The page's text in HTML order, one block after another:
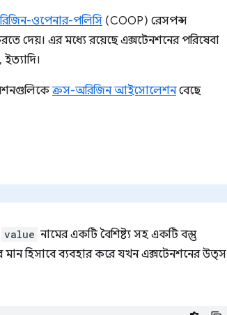
ওপেনার-পলিসি (COOP) রেসপন্স
দেয়। এর মধ্যে রয়েছে এক্সটেনশনের পরিষেবা
ক্রস-অরিজিন আইসোলেশনবেছে
value নামের একটি বৈশিষ্ট্য সহ একটি বস্তু
মান হিসাবে ব্যবহার করে যখন এক্সটেনশনের উত্স